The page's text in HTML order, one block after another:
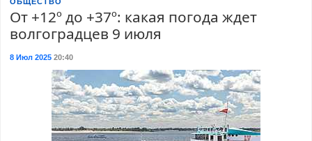
От +12º до +37º: какая погода ждет
волгоградцев 9 июля
8 Июл 202520:40